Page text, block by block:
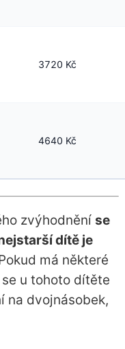
3720 Kč
4640 Kč
zvýhodnění se
dítě je
má některé
u tohoto dítěte
na dvojnásobek,